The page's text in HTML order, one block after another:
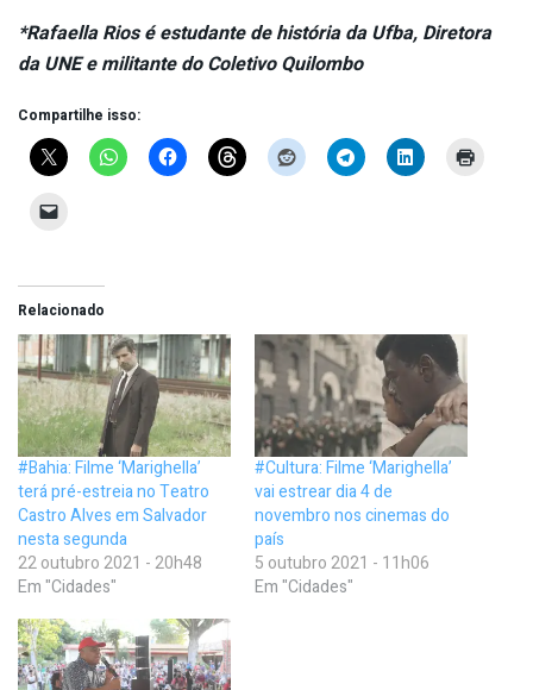
*Rafaella Rios é estudante de história da Ufba, Diretora
da UNE e militante do Coletivo Quilombo
Compartilhe isso:
Relacionado
#Bahia: Filme ‘Marighella’
terá pré-estreia no Teatro
Castro Alves em Salvador
nesta segunda
22 outubro 2021 - 20h48
Em "Cidades"
#Cultura: Filme ‘Marighella’
vai estrear dia 4 de
novembro nos cinemas do
país
5 outubro 2021 - 11h06
Em "Cidades"